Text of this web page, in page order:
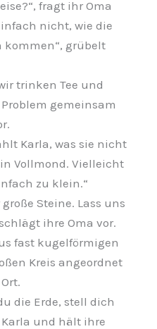
fragt ihr Oma
nicht, wie die
kommen“, grübelt
trinken Tee und
gemeinsam
Karla, was sie nicht
Vollmond. Vielleicht
zu klein.“
Steine. Lass uns
ihre Oma vor.
fast kugelförmigen
Kreis angeordnet
die Erde, stell dich
und hält ihre